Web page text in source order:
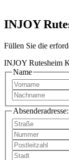
INJOY
Füllen Sie die
INJOY Rutesheim
Name
Absenderadresse: